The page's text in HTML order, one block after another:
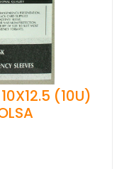
(10U)